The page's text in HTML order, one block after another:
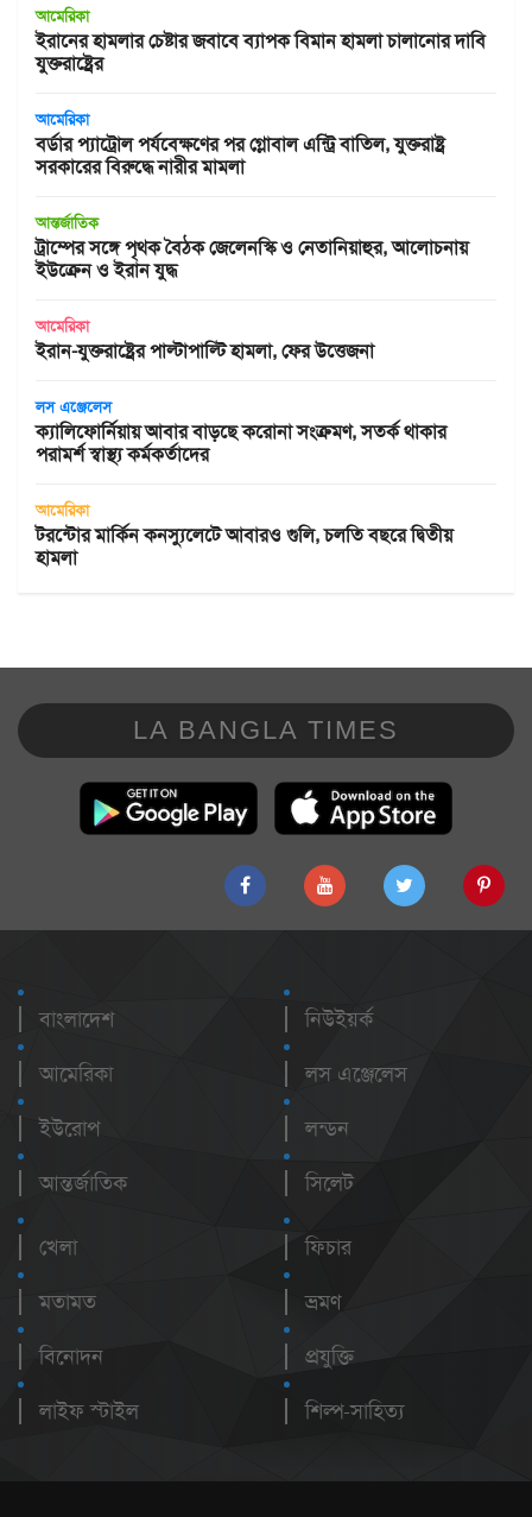
আমেরিকা
ইরানের হামলার চেষ্টার জবাবে ব্যাপক বিমান হামলা চালানোর দাবি
যুক্তরাষ্ট্রের
আমেরিকা
বর্ডার প্যাট্রোল পর্যবেক্ষণের পর গ্লোবাল এন্ট্রি বাতিল, যুক্তরাষ্ট্র
সরকারের বিরুদ্ধে নারীর মামলা
আন্তর্জাতিক
ট্রাম্পের সঙ্গে পৃথক বৈঠক জেলেনস্কি ও নেতানিয়াহুর, আলোচনায়
ইউক্রেন ও ইরান যুদ্ধ
আমেরিকা
ইরান-যুক্তরাষ্ট্রের পাল্টাপাল্টি হামলা, ফের উত্তেজনা
লস এঞ্জেলেস
ক্যালিফোর্নিয়ায় আবার বাড়ছে করোনা সংক্রমণ, সতর্ক থাকার
পরামর্শ স্বাস্থ্য কর্মকর্তাদের
আমেরিকা
টরন্টোর মার্কিন কনস্যুলেটে আবারও গুলি, চলতি বছরে দ্বিতীয়
হামলা
LA BANGLA TIMES
বাংলাদেশ
আমেরিকা
ইউরোপ
আন্তর্জাতিক
নিউইয়র্ক
লস এঞ্জেলেস
লন্ডন
সিলেট
খেলা
মতামত
বিনোদন
লাইফ স্টাইল
ফিচার
ভ্রমণ
প্রযুক্তি
শিল্প-সাহিত্য